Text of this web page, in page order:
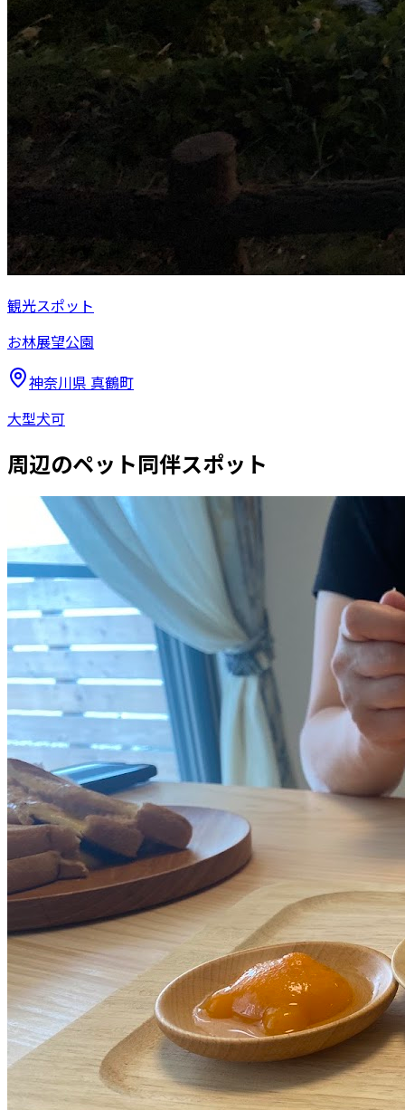
観光スポット
お林展望公園
神奈川県 真鶴町
大型犬可
周辺のペット同伴スポット